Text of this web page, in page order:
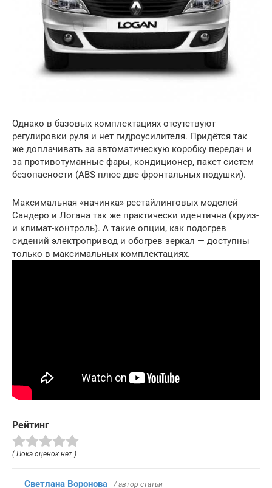
Однако в базовых комплектациях отсутствуют
регулировки руля и нет гидроусилителя. Придётся так
же доплачивать за автоматическую коробку передач и
за противотуманные фары, кондиционер, пакет систем
безопасности (ABS плюс две фронтальных подушки).
Максимальная «начинка» рестайлинговых моделей
Сандеро и Логана так же практически идентична (круиз-
и климат-контроль). А такие опции, как подогрев
сидений электропривод и обогрев зеркал — доступны
только в максимальных комплектациях.
Рейтинг
( Пока оценок нет )
Светлана Воронова / автор статьи